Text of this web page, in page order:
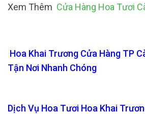
Xem Thêm Cửa Hàng Hoa Tươi
Hoa Khai Trương Cửa Hàng TP
Tận Nơi Nhanh Chóng
Dịch Vụ Hoa Tươi Hoa Khai